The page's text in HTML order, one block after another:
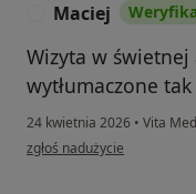
Maciej
Wizyta w świetnej
wytłumaczone
24 kwietnia 2026 • Vita
w opinii użytkownika Maciej
zgłoś nadużycie